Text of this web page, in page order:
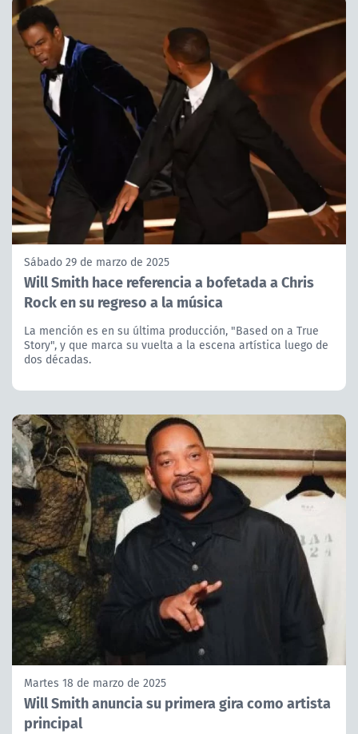
Sábado 29 de marzo de 2025
Will Smith hace referencia a bofetada a Chris
Rock en su regreso a la música
La mención es en su última producción, "Based on a True
Story", y que marca su vuelta a la escena artística luego de
dos décadas.
Martes 18 de marzo de 2025
Will Smith anuncia su primera gira como artista
principal